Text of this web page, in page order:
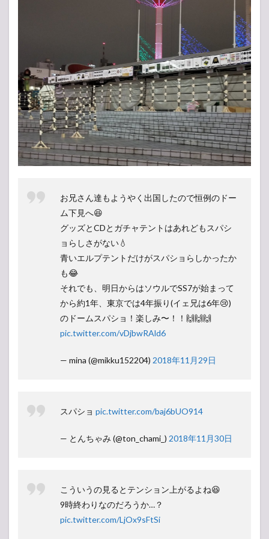
お兄さん達もようやく出国したので恒例のドー
ム下見へ😆
グッズとCDとガチャテントはあれどもスパシ
ョらしさがない💧
青いエルプテントだけがスパショらしかったか
も😂
それでも、明日からはソウルでSS7が始まって
から約1年、東京では4年振り(イェ兄は6年😢)
のドームスパショ！楽しみ〜！！🙌🙌🙌
pic.twitter.com/vDjbwRAld6
— mina (@mikku152204) 2018年11月29日
スパショ pic.twitter.com/baj6bUO914
— とんちゃみ (@ton_chami_) 2018年11月30日
こういうの見るとテンション上がるよね😆
9時終わりなのだろうか…？
pic.twitter.com/LjOx9sFtSi